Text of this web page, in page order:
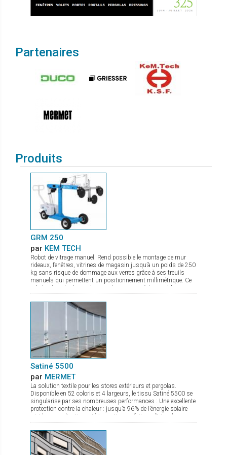
Partenaires
Produits
GRM 250
par KEM TECH
Robot de vitrage manuel. Rend possible le montage de mur
rideaux, fenêtres, vitrines de magasin jusqu’à un poids de 250
kg sans risque de dommage aux verres grâce à ses treuils
manuels qui permettent un positionnement millimétrique. Ce
robot est surtout pour les monteurs une précieuse aide
puisque la pose des lourds vitrages se fait pratiquement sans
effort physique. Pour l’entreprise c’est de plus une importante
diminution du coût du montage puisque 1 monteur suffit pour
la pose de vitrage jusqu’à 250 kg environ. Il se transporte
partiellement démonté. C’est de plus un appareil de levage idéal
pour une utilisation en atelier, pour la pose de verre sur une
table de travail. De par sa construction le transport de verre
latéral est aussi possible. Il est pourvu de 3 ventouses de
sécurité à pompe (levage unitaire 140 kg). Pourvu d’un crochet
Satiné 5500
par MERMET
La solution textile pour les stores extérieurs et pergolas.
Disponible en 52 coloris et 4 largeurs, le tissu Satiné 5500 se
singularise par ses nombreuses performances : Une excellente
protection contre la chaleur : jusqu’à 96% de l’énergie solaire
rejetée en application extérieure. Une parfaite maîtrise de
l’éblouissement due à son tissage en diagonale. Une très
bonne transparence pour une vision nette vers l’extérieur et un
maintien de la lumière naturelle entrante. Sa parfaite adéquation
aux stores ZIP grâce notamment à son excellente stabilité